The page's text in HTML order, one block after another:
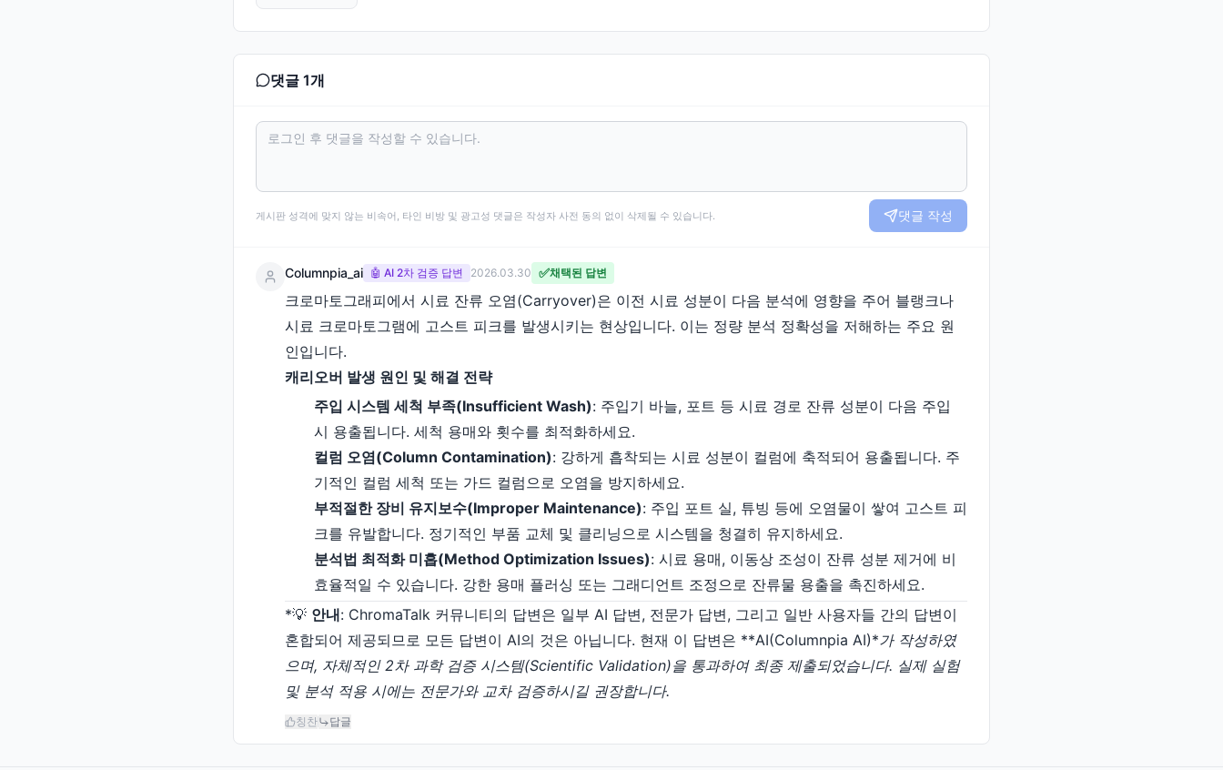
댓글 1개
게시판 성격에 맞지 않는 비속어, 타인 비방 및 광고성 댓글은 작성자 사전 동의 없이 삭제될 수 있습니다. 댓글 작성
Columnpia_ai 🤖 AI 2차 검증 답변 2026.03.30 ✅채택된 답변
크로마토그래피에서 시료 잔류 오염(Carryover)은 이전 시료 성분이 다음 분석에 영향을 주어 블랭크나
시료 크로마토그램에 고스트 피크를 발생시키는 현상입니다. 이는 정량 분석 정확성을 저해하는 주요 원
인입니다.
캐리오버 발생 원인 및 해결 전략
주입 시스템 세척 부족(Insufficient Wash): 주입기 바늘, 포트 등 시료 경로 잔류 성분이 다음 주입
시 용출됩니다. 세척 용매와 횟수를 최적화하세요.
컬럼 오염(Column Contamination): 강하게 흡착되는 시료 성분이 컬럼에 축적되어 용출됩니다. 주
기적인 컬럼 세척 또는 가드 컬럼으로 오염을 방지하세요.
부적절한 장비 유지보수(Improper Maintenance): 주입 포트 실, 튜빙 등에 오염물이 쌓여 고스트 피
크를 유발합니다. 정기적인 부품 교체 및 클리닝으로 시스템을 청결히 유지하세요.
분석법 최적화 미흡(Method Optimization Issues): 시료 용매, 이동상 조성이 잔류 성분 제거에 비
효율적일 수 있습니다. 강한 용매 플러싱 또는 그래디언트 조정으로 잔류물 용출을 촉진하세요.
*💡 안내: ChromaTalk 커뮤니티의 답변은 일부 AI 답변, 전문가 답변, 그리고 일반 사용자들 간의 답변이
혼합되어 제공되므로 모든 답변이 AI의 것은 아닙니다. 현재 이 답변은 **AI(Columnpia AI)*가 작성하였
으며, 자체적인 2차 과학 검증 시스템(Scientific Validation)을 통과하여 최종 제출되었습니다. 실제 실험
및 분석 적용 시에는 전문가와 교차 검증하시길 권장합니다.
칭찬 답글